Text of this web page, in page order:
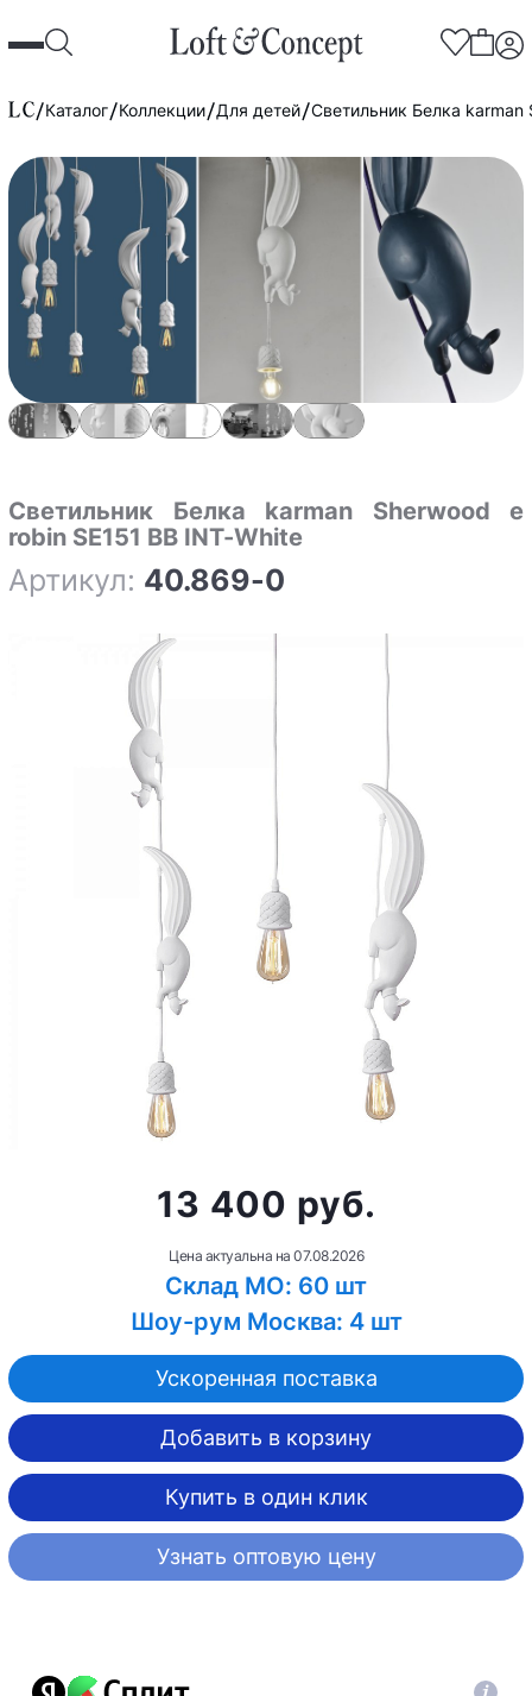
Каталог Коллекции Для детей Светильник Белка karman
Светильник Белка karman Sherwood e
robin SE151 BB INT-White
Артикул: 40.869-0
13 400 руб.
Цена актуальна на 07.08.2026
Склад МО: 60 шт
Шоу-рум Москва: 4 шт
Ускоренная поставка
Добавить в корзину
Купить в один клик
Узнать оптовую цену